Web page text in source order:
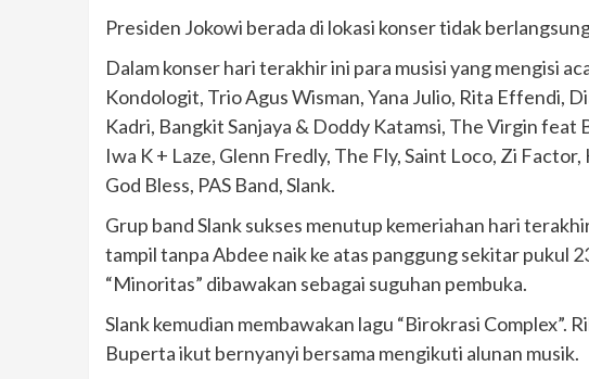
Presiden Jokowi berada di lokasi konser tidak
Dalam konser hari terakhir ini para musisi yang mengisi
Kondologit, Trio Agus Wisman, Yana Julio, Rita Effendi,
Kadri, Bangkit Sanjaya & Doddy Katamsi, The Virgin feat
Iwa K + Laze, Glenn Fredly, The Fly, Saint Loco, Zi
God Bless, PAS Band, Slank.
Grup band Slank sukses menutup kemeriahan hari
tampil tanpa Abdee naik ke atas panggung sekitar pukul
“Minoritas” dibawakan sebagai suguhan pembuka.
Slank kemudian membawakan lagu “Birokrasi Complex”.
Buperta ikut bernyanyi bersama mengikuti alunan musik.